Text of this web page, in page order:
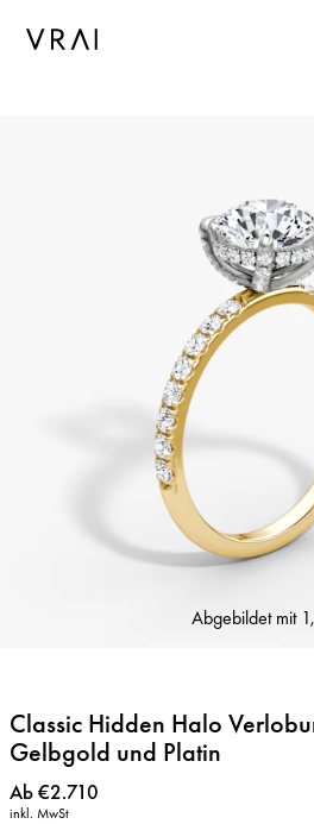
Abgebildet mit
Classic Hidden Halo
Gelbgold und Platin
Preis:
Ab €2.710
inkl. MwSt